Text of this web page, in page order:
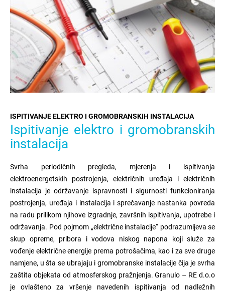
ISPITIVANJE ELEKTRO I GROMOBRANSKIH INSTALACIJA
Ispitivanje elektro i gromobranskih
instalacija
Svrha periodičnih pregleda, mjerenja i ispitivanja
elektroenergetskih postrojenja, električnih uređaja i električnih
instalacija je održavanje ispravnosti i sigurnosti funkcioniranja
postrojenja, uređaja i instalacija i sprečavanje nastanka povreda
na radu prilikom njihove izgradnje, završnih ispitivanja, upotrebe i
održavanja. Pod pojmom „električne instalacije“ podrazumijeva se
skup opreme, pribora i vodova niskog napona koji služe za
vođenje električne energije prema potrošačima, kao i za sve druge
namjene, u šta se ubrajaju i gromobranske instalacije čija je svrha
zaštita objekata od atmosferskog pražnjenja. Granulo – RE d.o.o
je ovlašteno za vršenje navedenih ispitivanja od nadležnih